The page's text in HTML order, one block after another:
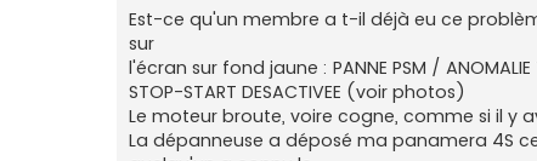
e
Est-ce qu'un membre a t-il déjà eu ce
sur
l'écran sur fond jaune : PANNE PSM / ANOMALIE
STOP-START DESACTIVEE (voir photos)
Le moteur broute, voire cogne, comme si il y
La dépanneuse a déposé ma panamera 4S